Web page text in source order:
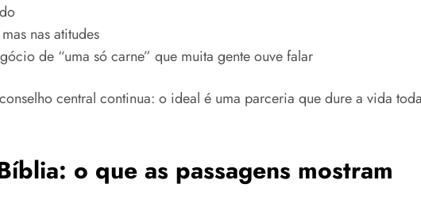
nas atitudes
de “uma só carne” que muita gente ouve falar
central continua: o ideal é uma parceria que dure a vida
o que as passagens mostram